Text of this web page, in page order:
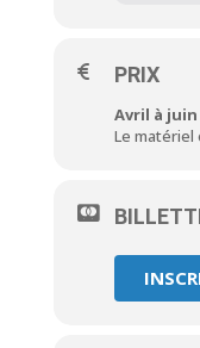
PRIX
Avril à juin
Le matériel